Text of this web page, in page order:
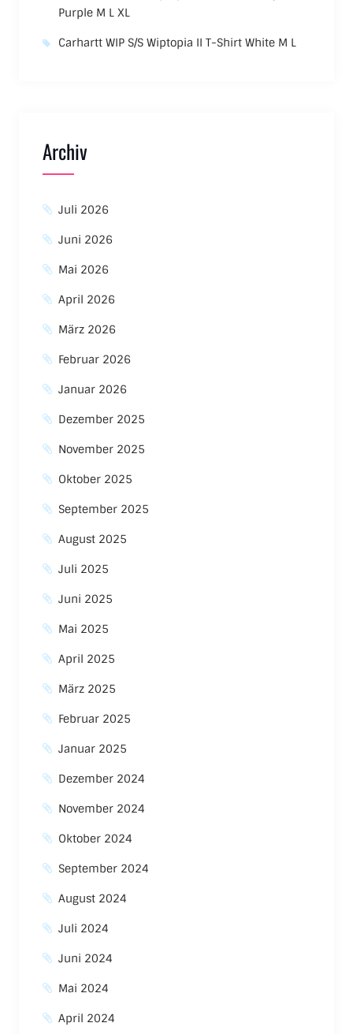
Purple M L XL
Carhartt WIP S/S Wiptopia II T-Shirt White M L
Archiv
Juli 2026
Juni 2026
Mai 2026
April 2026
März 2026
Februar 2026
Januar 2026
Dezember 2025
November 2025
Oktober 2025
September 2025
August 2025
Juli 2025
Juni 2025
Mai 2025
April 2025
März 2025
Februar 2025
Januar 2025
Dezember 2024
November 2024
Oktober 2024
September 2024
August 2024
Juli 2024
Juni 2024
Mai 2024
April 2024